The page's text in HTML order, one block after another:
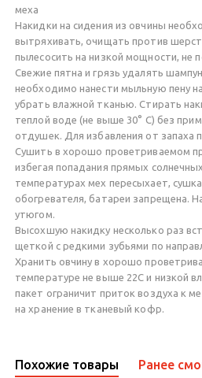
меха
Накидки на сидения из овчины
вытряхивать, очищать против
пылесосить на низкой мощности, не
Свежие пятна и грязь удалять
необходимо нанести мыльную пену
убрать влажной тканью. Стирать
теплой воде (не выше 30° C) без
отдушек. Для избавления от запаха
Сушить в хорошо проветриваемом
избегая попадания прямых
температурах мех пересыхает,
обогревателя, батареи запрещена.
утюгом.
Высохшую накидку несколько раз
щеткой с редкими зубьями по
Хранить овчину в хорошо
температуре не выше 22C и низкой
пакет ограничит приток воздуха к
на хранение в тканевый кофр.
Похожие товары Ранее